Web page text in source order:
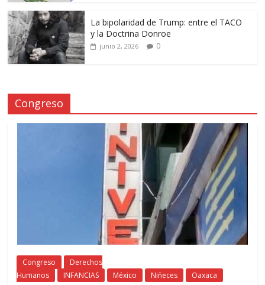
La bipolaridad de Trump: entre el TACO
y la Doctrina Donroe
junio 2, 2026 0
Congreso
Congreso
Derechos
Humanos
INFANCIAS México Niñeces Oaxaca